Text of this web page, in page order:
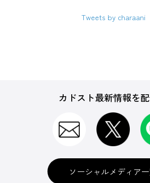
Tweets by charaani
カドスト最新情報を
ソーシャルメディア